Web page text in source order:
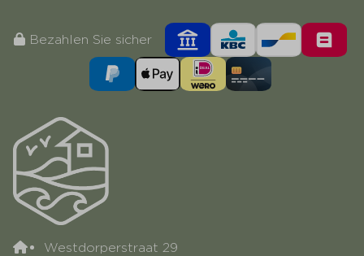
Bezahlen Sie sicher
Westdorperstraat 29